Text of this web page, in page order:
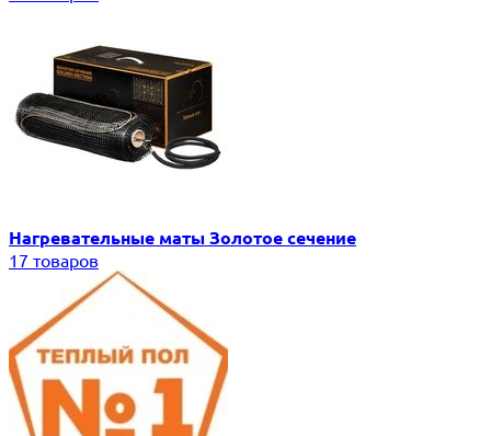
Нагревательные маты Золотое сечение
17 товаров